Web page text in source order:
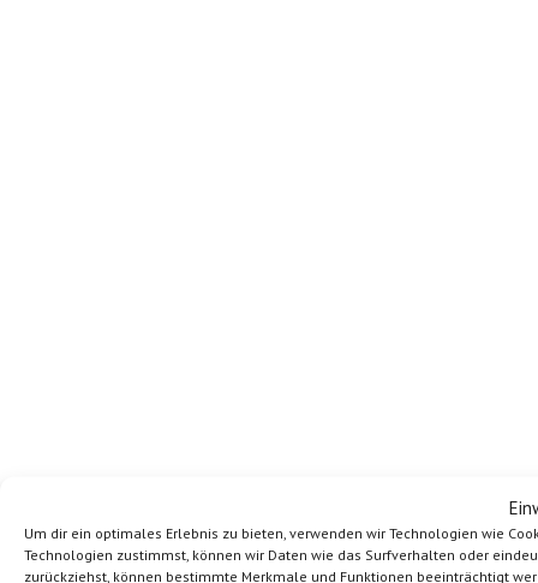
Um dir ein optimales Erlebnis zu bieten, verwenden wir Technologien wie
Technologien zustimmst, können wir Daten wie das Surfverhalten oder
zurückziehst, können bestimmte Merkmale und Funktionen beeinträchtigt